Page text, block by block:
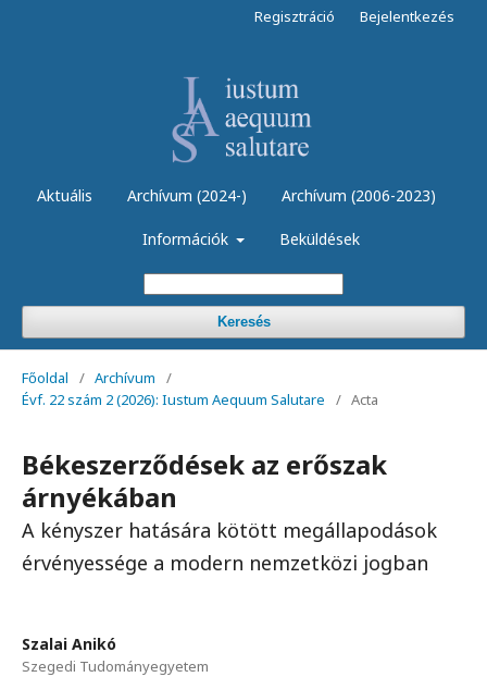
Aktuális Archívum (2024-) Archívum (2006-2023)
Információk Beküldések
Keresés
Regisztráció Bejelentkezés
Főoldal / Archívum
/
Évf. 22 szám 2 (2026): Iustum Aequum Salutare
/ Acta
Békeszerződések az erőszak
árnyékában
A kényszer hatására kötött megállapodások
érvényessége a modern nemzetközi jogban
Szalai Anikó
Szegedi Tudományegyetem